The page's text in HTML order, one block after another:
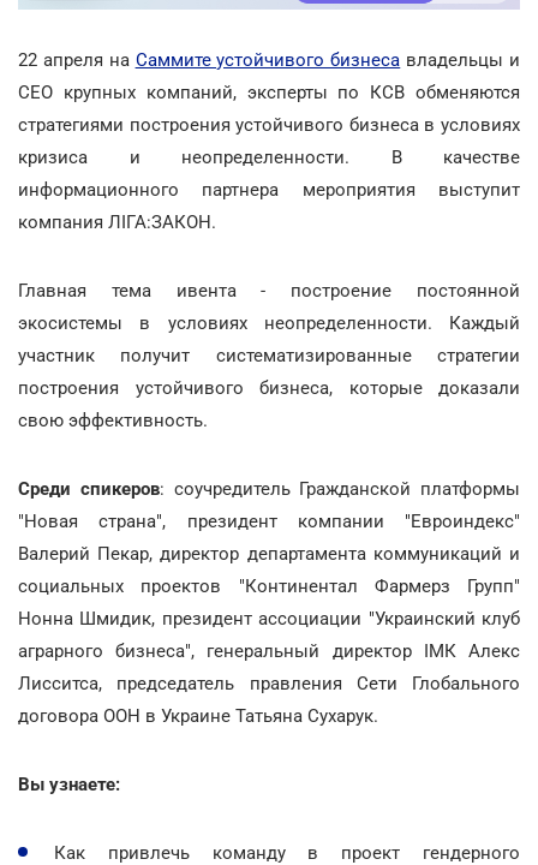
22 апреля на Саммите устойчивого бизнеса владельцы и
СЕО крупных компаний, эксперты по КCВ обменяются
стратегиями построения устойчивого бизнеса в условиях
кризиса и неопределенности. В качестве
информационного партнера мероприятия выступит
компания ЛІГА:ЗАКОН.
Главная тема ивента - построение постоянной
экосистемы в условиях неопределенности. Каждый
участник получит систематизированные стратегии
построения устойчивого бизнеса, которые доказали
свою эффективность.
Среди спикеров: соучредитель Гражданской платформы
"Новая страна", президент компании "Евроиндекс"
Валерий Пекар, директор департамента коммуникаций и
социальных проектов "Континентал Фармерз Групп"
Нонна Шмидик, президент ассоциации "Украинский клуб
аграрного бизнеса", генеральный директор ІМК Алекс
Лисситса, председатель правления Сети Глобального
договора ООН в Украине Татьяна Сухарук.
Вы узнаете:
Как привлечь команду в проект гендерного